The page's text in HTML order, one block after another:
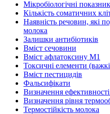
Мікробіологічні
Кількість соматичних
Наявність речовин, які
молока
Залишки антибіотиків
Вміст сечовини
Вміст афлатоксину М1
Токсичні елементи
Вміст пестицидів
Фальсифікати
Визначення ефективності
Визначення рівня
Термостійкість молока